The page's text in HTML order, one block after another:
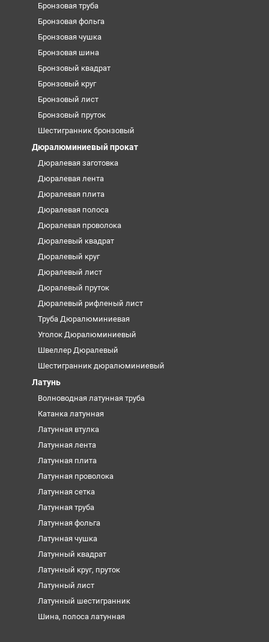
Бронзовая труба
Бронзовая фольга
Бронзовая чушка
Бронзовая шина
Бронзовый квадрат
Бронзовый круг
Бронзовый лист
Бронзовый пруток
Шестигранник бронзовый
Дюралюминиевый прокат
Дюралевая заготовка
Дюралевая лента
Дюралевая плита
Дюралевая полоса
Дюралевая проволока
Дюралевый квадрат
Дюралевый круг
Дюралевый лист
Дюралевый пруток
Дюралевый рифленый лист
Труба Дюралюминиевая
Уголок Дюралюминиевый
Швеллер Дюралевый
Шестигранник дюралюминиевый
Латунь
Волноводная латунная труба
Катанка латунная
Латунная втулка
Латунная лента
Латунная плита
Латунная проволока
Латунная сетка
Латунная труба
Латунная фольга
Латунная чушка
Латунный квадрат
Латунный круг, пруток
Латунный лист
Латунный шестигранник
Шина, полоса латунная